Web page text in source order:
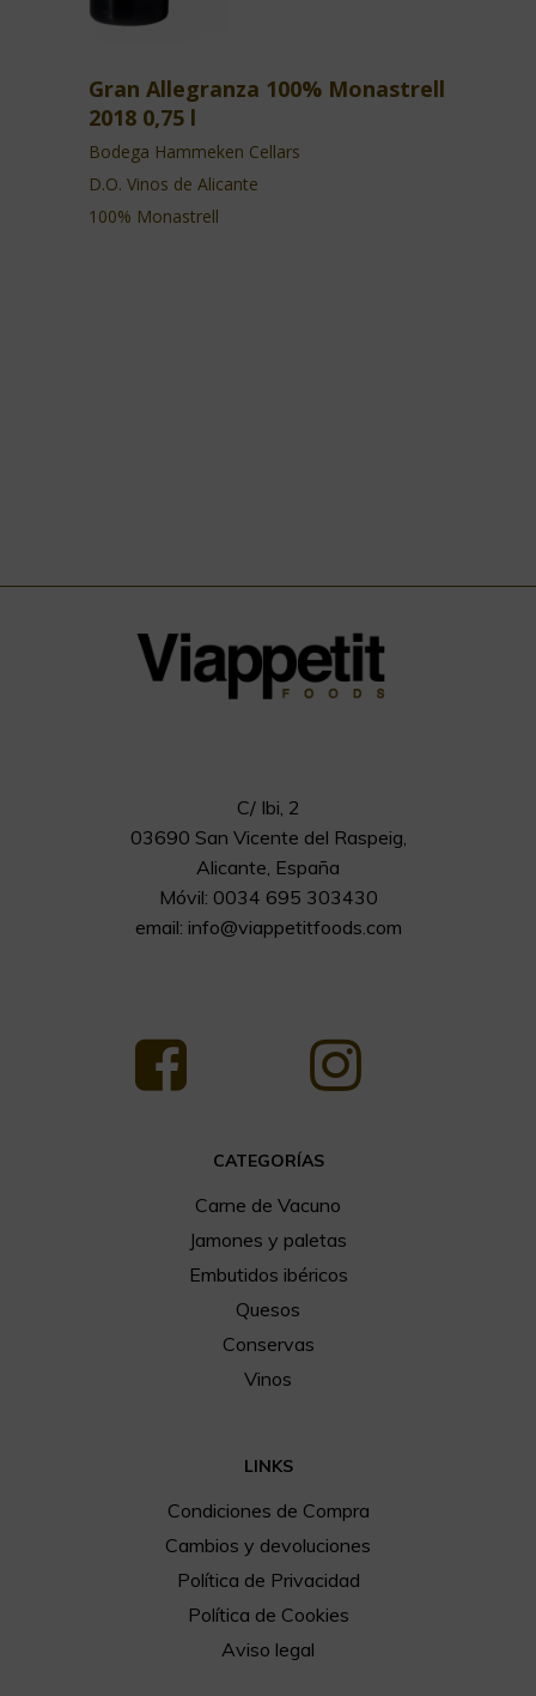
Gran Allegranza 100% Monastrell
2018 0,75 l
Bodega Hammeken Cellars
D.O. Vinos de Alicante
100% Monastrell
C/ Ibi, 2
03690 San Vicente del Raspeig,
Alicante, España
Móvil: 0034 695 303430
email: info@viappetitfoods.com
CATEGORÍAS
Carne de Vacuno
Jamones y paletas
Embutidos ibéricos
Quesos
Conservas
Vinos
LINKS
Condiciones de Compra
Cambios y devoluciones
Política de Privacidad
Política de Cookies
Aviso legal